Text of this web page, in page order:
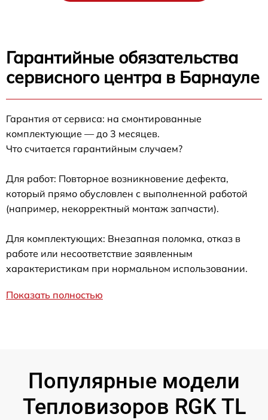
Гарантийные обязательства
сервисного центра в Барнауле
Гарантия от сервиса: на смонтированные
комплектующие — до 3 месяцев.
Что считается гарантийным случаем?
Для работ: Повторное возникновение дефекта,
который прямо обусловлен с выполненной работой
(например, некорректный монтаж запчасти).
Для комплектующих: Внезапная поломка, отказ в
работе или несоответствие заявленным
характеристикам при нормальном использовании.
Показать полностью
Популярные модели
Тепловизоров RGK TL